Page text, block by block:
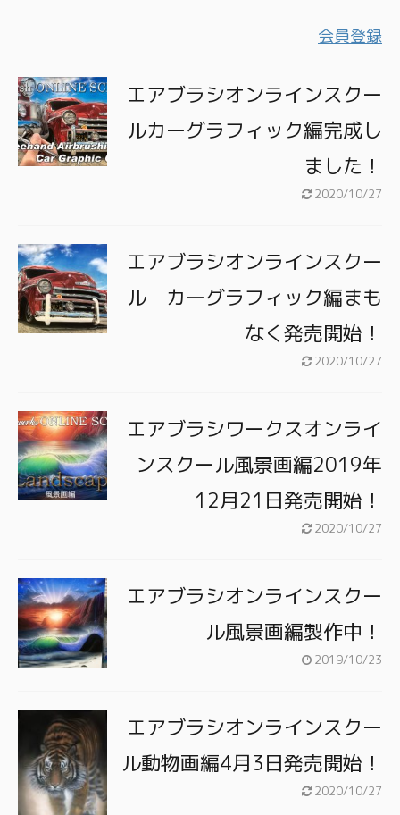
会員登録
エアブラシオンラインスクー
ルカーグラフィック編完成し
ました！
2020/10/27
エアブラシオンラインスクー
ル カーグラフィック編まも
なく発売開始！
2020/10/27
エアブラシワークスオンライ
ンスクール風景画編2019年
12月21日発売開始！
2020/10/27
エアブラシオンラインスクー
ル風景画編製作中！
2019/10/23
エアブラシオンラインスクー
ル動物画編4月3日発売開始！
2020/10/27